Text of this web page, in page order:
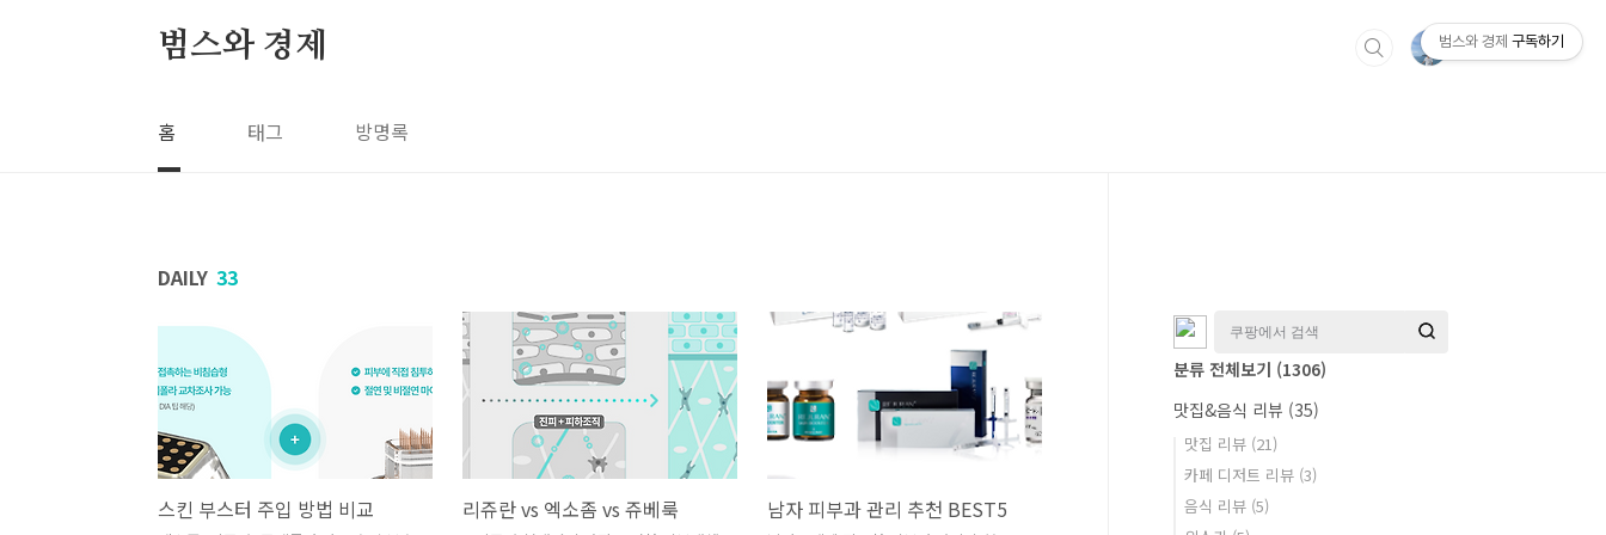
범스와 경제
홈 태그 방명록
DAILY 33
스킨 부스터 주입 방법 비교 리쥬란 vs 엑소좀 vs 쥬베룩 남자 피부과 관리 추천 BEST5
분류 전체보기 (1306)
맛집&음식 리뷰 (35)
맛집 리뷰 (21)
카페 디저트 리뷰 (3)
음식 리뷰 (5)
범스와 경제 구독하기